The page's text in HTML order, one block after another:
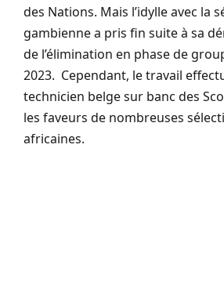
des Nations. Mais l’idylle avec la
gambienne a pris fin suite à sa
de l’élimination en phase de
2023. Cependant, le travail
technicien belge sur banc des
les faveurs de nombreuses
africaines.